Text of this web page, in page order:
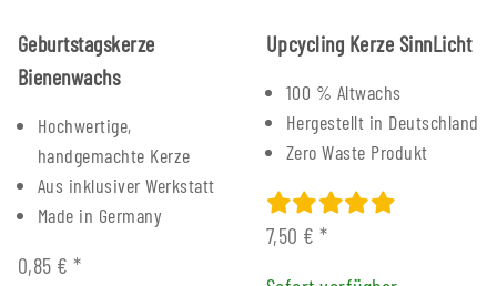
Geburtstagskerze
Bienenwachs
Hochwertige,
handgemachte Kerze
Aus inklusiver Werkstatt
Made in Germany
0,85 €*
Upcycling Kerze SinnLicht
100 % Altwachs
Hergestellt in Deutschland
Zero Waste Produkt
7,50 €*